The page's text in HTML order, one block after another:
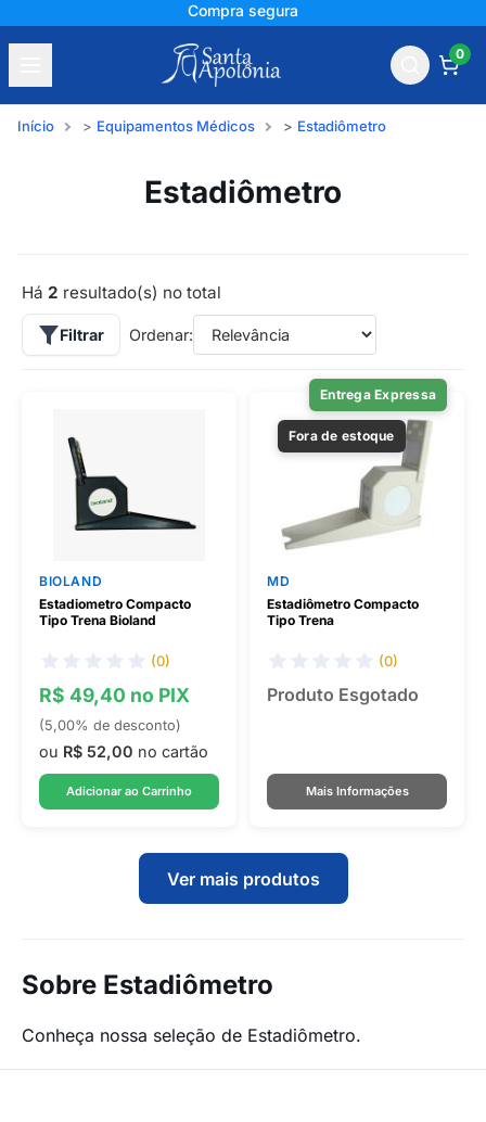
Compra segura
0
Início Equipamentos Médicos Estadiômetro
Estadiômetro
Há 2 resultado(s) no total
Filtrar Ordenar:
BIOLAND
Estadiometro Compacto
Tipo Trena Bioland
(0)
R$ 49,40 no PIX
(5,00% de desconto)
ou R$ 52,00 no cartão
Adicionar ao Carrinho
Entrega Expressa
Fora de estoque
MD
Estadiômetro Compacto
Tipo Trena
(0)
Produto Esgotado
Mais Informações
Ver mais produtos
Sobre Estadiômetro
Conheça nossa seleção de Estadiômetro.